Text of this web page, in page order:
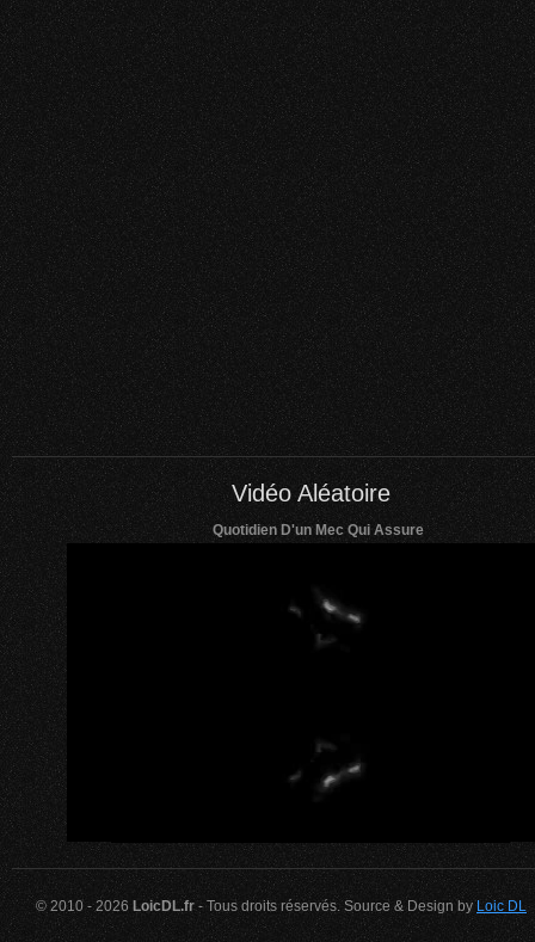
Vidéo Aléatoire
Quotidien D'un Mec Qui Assure
© 2010 - 2026 LoicDL.fr- Tous droits réservés. Source & Design byLoic DL